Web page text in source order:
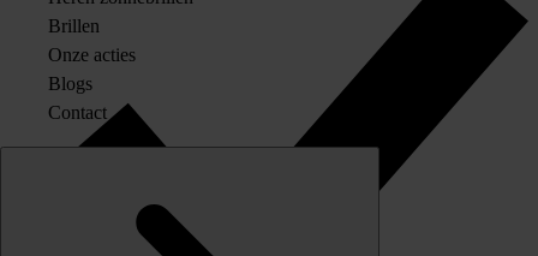
Brillen
Onze acties
Blogs
Contact